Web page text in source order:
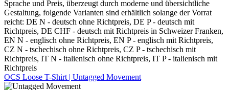
Sprache und Preis, überzeugt durch moderne und übersichtliche
Gestaltung, folgende Varianten sind erhältlich solange der Vorrat
reicht: DE N - deutsch ohne Richtpreis, DE P - deutsch mit
Richtpreis, DE CHF - deutsch mit Richtpreis in Schweizer Franken,
EN N - englisch ohne Richtpreis, EN P - englisch mit Richtpreis,
CZ N - tschechisch ohne Richtpreis, CZ P - tschechisch mit
Richtpreis, IT N - italienisch ohne Richtpreis, IT P - italienisch mit
Richtpreis
OCS Loose T-Shirt | Untagged Movement